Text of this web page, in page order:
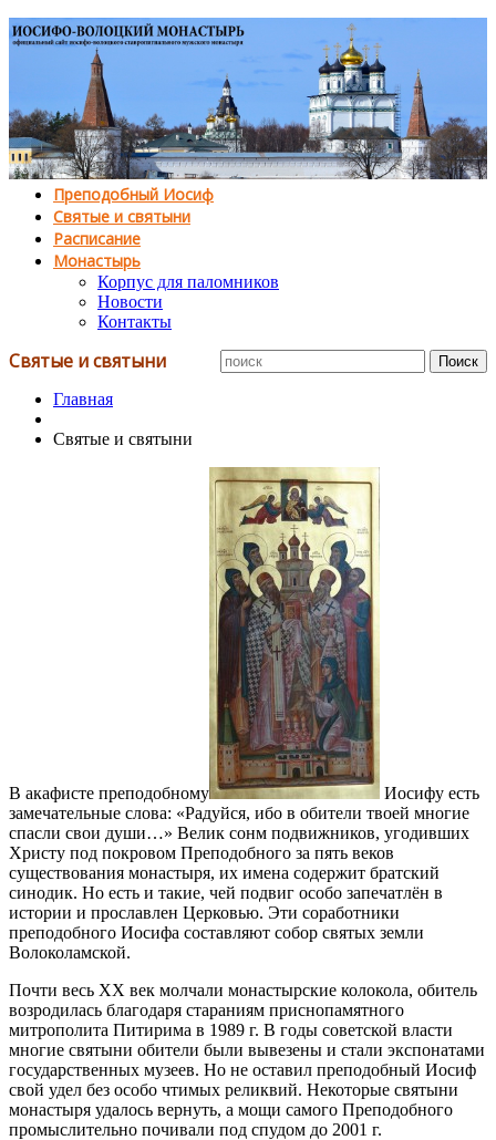
Преподобный Иосиф
Святые и святыни
Расписание
Монастырь
Корпус для паломников
Новости
Контакты
Святые и святыни
Главная
Святые и святыни
В акафисте преподобному
Иосифу есть
замечательные слова: «Радуйся, ибо в обители твоей многие
спасли свои души…» Велик сонм подвижников, угодивших
Христу под покровом Преподобного за пять веков
существования монастыря, их имена содержит братский
синодик. Но есть и такие, чей подвиг особо запечатлён в
истории и прославлен Церковью. Эти соработники
преподобного Иосифа составляют собор святых земли
Волоколамской.
Почти весь ХХ век молчали монастырские колокола, обитель
возродилась благодаря стараниям приснопамятного
митрополита Питирима в 1989 г. В годы советской власти
многие святыни обители были вывезены и стали экспонатами
государственных музеев. Но не оставил преподобный Иосиф
свой удел без особо чтимых реликвий. Некоторые святыни
монастыря удалось вернуть, а мощи самого Преподобного
промыслительно почивали под спудом до 2001 г.